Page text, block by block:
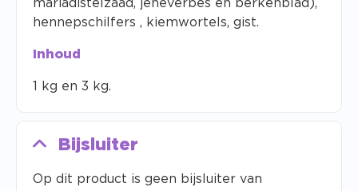
mariadistelzaad, jeneverbes en berkenblad),
hennepschilfers , kiemwortels, gist.
Inhoud
1 kg en 3 kg.
Bijsluiter
Op dit product is geen bijsluiter van